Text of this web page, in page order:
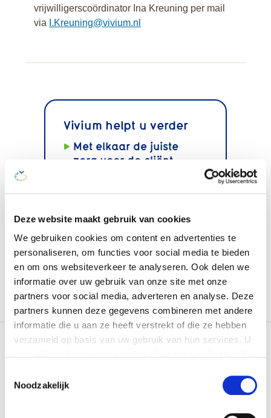
Deze website maakt gebruik van cookies
We gebruiken cookies om content en advertenties te
personaliseren, om functies voor social media te bieden
en om ons websiteverkeer te analyseren. Ook delen we
informatie over uw gebruik van onze site met onze
partners voor social media, adverteren en analyse. Deze
partners kunnen deze gegevens combineren met andere
informatie die u aan ze heeft verstrekt of die ze hebben
verzameld op basis van uw gebruik van hun services. U
Je kunt op elk moment je cookie-instellingen aanpassen
of je toestemming intrekken. Dit heeft geen gevolg voor
Noodzakelijk
vrijwilligerscoördinator Ina Kreuning per mail
via I.Kreuning@vivium.nl
Vivium helpt u verder
Met elkaar de juiste
zorg voor de cliënt
welzijn, zorg & wonen
aanvragen indicaties,
plaatsingen en
complexe hulpvragen
Stel een vraag